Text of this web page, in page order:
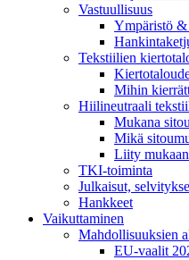
Vastuullisuus
Ympäristö
Tekstiilien
Mihin
Hiilineutraali
Mukana
Mikä
Liity mukaan
TKI-toiminta
Julkaisut,
Hankkeet
Vaikuttaminen
Mahdollisuuksien
EU-vaalit